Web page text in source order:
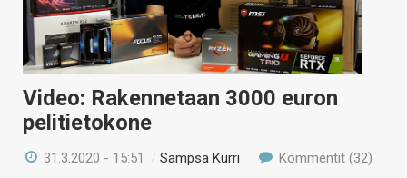
Video: Rakennetaan 3000 euron
pelitietokone
31.3.2020 - 15:51 /Sampsa Kurri Kommentit (32)